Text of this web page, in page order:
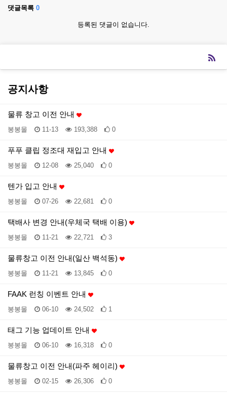
댓글목록 0
등록된 댓글이 없습니다.
공지사항
물류 창고 이전 안내
봉봉몰 11-13 193,388 0
푸푸 클립 정조대 재입고 안내
봉봉몰 12-08 25,040 0
텐가 입고 안내
봉봉몰 07-26 22,681 0
택배사 변경 안내(우체국 택배 이용)
봉봉몰 11-21 22,721 3
물류창고 이전 안내(일산 백석동)
봉봉몰 11-21 13,845 0
FAAK 런칭 이벤트 안내
봉봉몰 06-10 24,502 1
태그 기능 업데이트 안내
봉봉몰 06-10 16,318 0
물류창고 이전 안내(파주 헤이리)
봉봉몰 02-15 26,306 0